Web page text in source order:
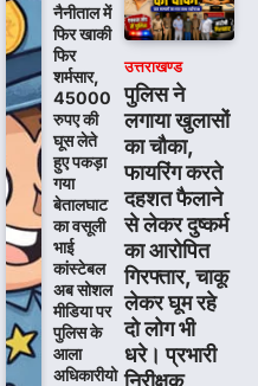
नैनीताल में
फिर खाकी
फिर
शर्मसार,
45000
रुपए की
घूस लेते
हुए पकड़ा
गया
बेतालघाट
का वसूली
भाई
कांस्टेबल
अब सोशल
मीडिया पर
पुलिस के
आला
अधिकारीयो
उत्तराखण्ड
पुलिस ने
लगाया खुलासों
का चौका,
फायरिंग करते
दहशत फैलाने
से लेकर दुष्कर्म
का आरोपित
गिरफ्तार, चाकू
लेकर घूम रहे
दो लोग भी
धरे। प्रभारी
निरीक्षक